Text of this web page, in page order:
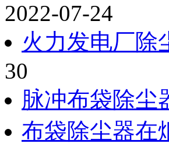
2022-07-24
火力发电厂除
30
脉冲布袋除尘
布袋除尘器在